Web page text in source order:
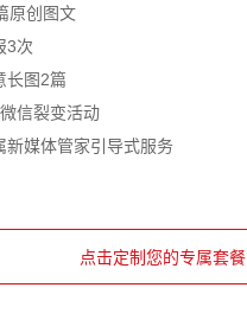
原创图文
3次
长图2篇
信裂变活动
新媒体管家引导式服务
点击定制您的专属套餐